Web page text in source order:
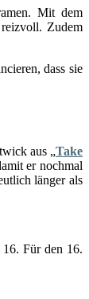
Mit dem
Zudem
dass sie
aus „Take
er nochmal
länger als
Für den 16.